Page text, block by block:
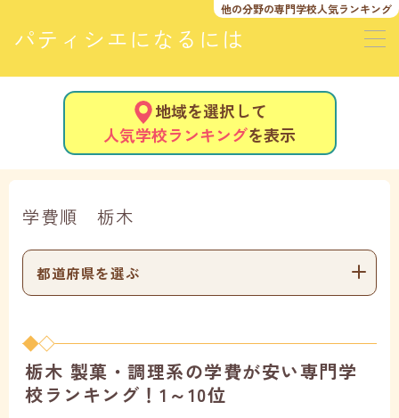
他の分野の専門学校人気ランキング
パティシエになるには
地域を選択して
人気学校ランキングを表示
学費順 栃木
都道府県を選ぶ
栃木 製菓・調理系の学費が安い専門学
校ランキング！1～10位